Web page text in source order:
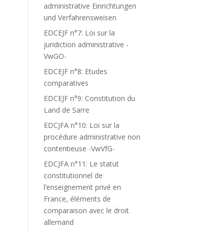
administrative Einrichtungen
und Verfahrensweisen
EDCEJF n°7: Loi sur la
juridiction administrative -
VwGO-
EDCEJF n°8: Etudes
comparatives
EDCEJF n°9: Constitution du
Land de Sarre
EDCJFA n°10: Loi sur la
procédure administrative non
contentieuse -VwVfG-
EDCJFA n°11: Le statut
constitutionnel de
l’enseignement privé en
France, éléments de
comparaison avec le droit
allemand